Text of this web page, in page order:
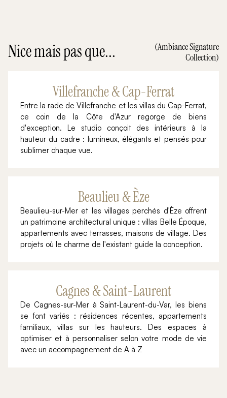
Nice mais pas que...
(Ambiance Signature
Collection)
Villefranche & Cap-Ferrat
Entre la rade de Villefranche et les villas du Cap-Ferrat,
ce coin de la Côte d'Azur regorge de biens
d'exception. Le studio conçoit des intérieurs à la
hauteur du cadre : lumineux, élégants et pensés pour
sublimer chaque vue.
Beaulieu & Èze
Beaulieu-sur-Mer et les villages perchés d'Èze offrent
un patrimoine architectural unique : villas Belle Époque,
appartements avec terrasses, maisons de village. Des
projets où le charme de l'existant guide la conception.
Cagnes & Saint-Laurent
De Cagnes-sur-Mer à Saint-Laurent-du-Var, les biens
se font variés : résidences récentes, appartements
familiaux, villas sur les hauteurs. Des espaces à
optimiser et à personnaliser selon votre mode de vie
avec un accompagnement de A à Z